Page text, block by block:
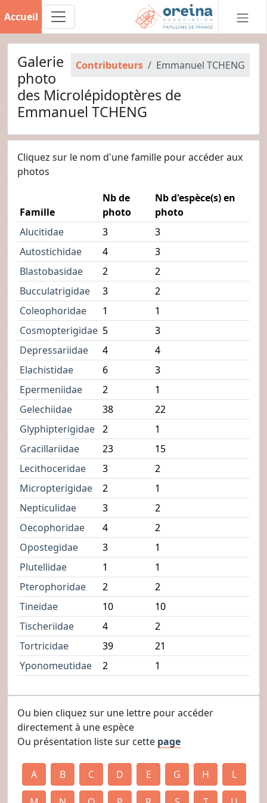
Accueil
Contributeurs Emmanuel TCHENG
Galerie
photo
des Microlépidoptères de
Emmanuel TCHENG
Cliquez sur le nom d'une famille pour accéder aux
photos
Famille
Nb de
photo
Nb d'espèce(s) en
photo
Alucitidae
3
3
Autostichidae
4
3
Blastobasidae
2
2
Bucculatrigidae
3
2
Coleophoridae
1
1
Cosmopterigidae 5
3
Depressariidae
4
4
Elachistidae
6
3
Epermeniidae
2
1
Gelechiidae
38
22
Glyphipterigidae 2
1
Gracillariidae
23
15
Lecithoceridae
3
2
Micropterigidae
2
1
Nepticulidae
3
2
Oecophoridae
4
2
Opostegidae
3
1
Plutellidae
1
1
Pterophoridae
2
2
Tineidae
10
10
Tischeriidae
4
2
Tortricidae
39
21
Yponomeutidae
2 1
Ou bien cliquez sur une lettre pour accéder
directement à une espèce
Ou présentation liste sur cette page
A B C D E G H L